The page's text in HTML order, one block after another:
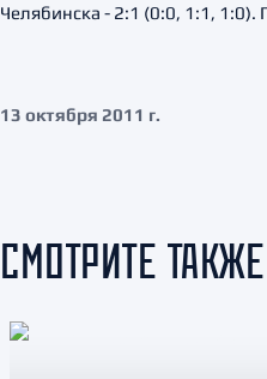
Челябинска - 2:1 (0:0, 1:1,
13 октября 2011 г.
СМОТРИТЕ ТАКЖЕ